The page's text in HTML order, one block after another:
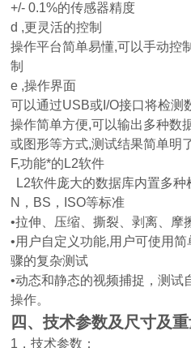
+/- 0.1%的传感器精度
d ,更灵活的控制
操作平台简单易懂,可以手动控制
制
e ,操作界面
可以通过USB或I/O接口将检测
操作简单方便,可以输出多种数
或图形等方式,测试结果简单明
F,功能*的L2软件
L2软件庞大的数据库内置多种
N，BS，ISO等标准
•拉伸、压缩、撕裂、剥离、摩
•用户自定义功能,用户可使用
骤的复杂测试
•动态和静态的视频捕捉，测试
操作。
四、技术参数及尺寸及重
1 ，技术参数：